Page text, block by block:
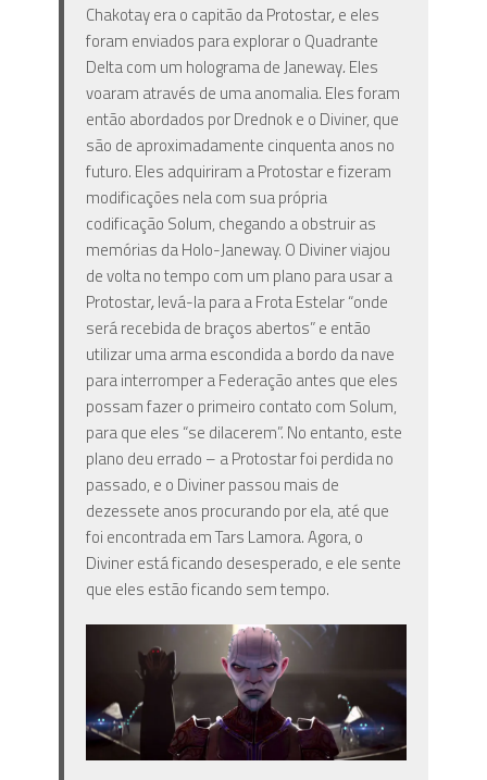
Chakotay era o capitão da Protostar,e eles
foram enviados para explorar o Quadrante
Delta com um holograma de Janeway. Eles
voaram através de uma anomalia. Eles foram
então abordados por Drednok e o Diviner, que
são de aproximadamente cinquenta anos no
futuro. Eles adquiriram a Protostar e fizeram
modificações nela com sua própria
codificação Solum, chegando a obstruir as
memórias da Holo-Janeway. O Diviner viajou
de volta no tempo com um plano para usar a
Protostar,levá-la para a Frota Estelar “onde
será recebida de braços abertos” e então
utilizar uma arma escondida a bordo da nave
para interromper a Federação antes que eles
possam fazer o primeiro contato com Solum,
para que eles “se dilacerem”. No entanto, este
plano deu errado – a Protostar foi perdida no
passado, e o Diviner passou mais de
dezessete anos procurando por ela, até que
foi encontrada em Tars Lamora. Agora, o
Diviner está ficando desesperado, e ele sente
que eles estão ficando sem tempo.